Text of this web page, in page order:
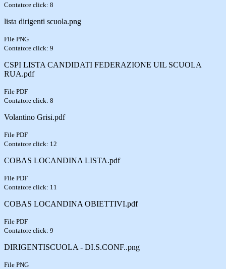
Contatore click: 8
lista dirigenti scuola.png
File PNG
Contatore click: 9
CSPI LISTA CANDIDATI FEDERAZIONE UIL SCUOLA
RUA.pdf
File PDF
Contatore click: 8
Volantino Grisi.pdf
File PDF
Contatore click: 12
COBAS LOCANDINA LISTA.pdf
File PDF
Contatore click: 11
COBAS LOCANDINA OBIETTIVI.pdf
File PDF
Contatore click: 9
DIRIGENTISCUOLA - DI.S.CONF..png
File PNG